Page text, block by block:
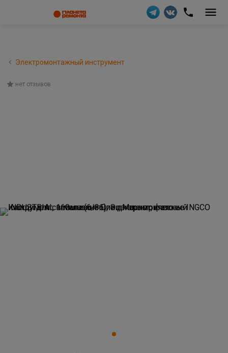
Электромонтажный инструмент
нет отзывов